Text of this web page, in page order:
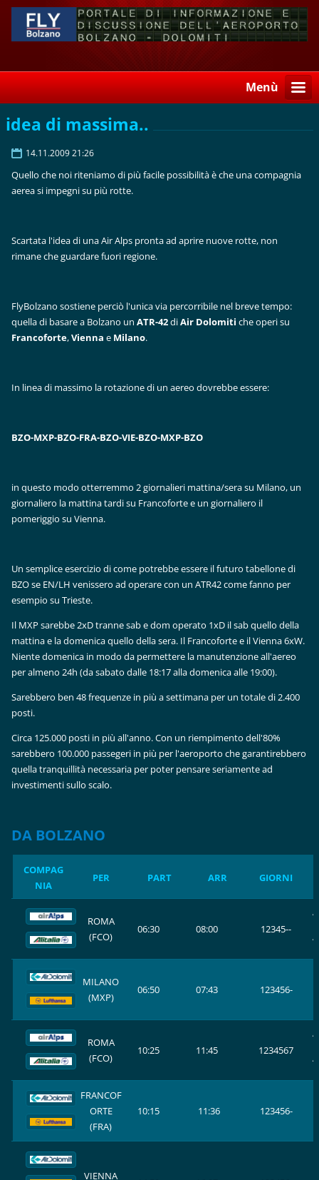
Menù
idea di massima..
14.11.2009 21:26
Quello che noi riteniamo di più facile possibilità è che una compagnia
aerea si impegni su più rotte.
Scartata l'idea di una Air Alps pronta ad aprire nuove rotte, non
rimane che guardare fuori regione.
FlyBolzano sostiene perciò l'unica via percorribile nel breve tempo:
quella di basare a Bolzano unATR-42diAir Dolomiti che operi su
Francoforte,Vienna e Milano.
In linea di massimo la rotazione di un aereo dovrebbe essere:
BZO-MXP-BZO-FRA-BZO-VIE-BZO-MXP-BZO
in questo modo otterremmo 2 giornalieri mattina/sera su Milano, un
giornaliero la mattina tardi su Francoforte e un giornaliero il
pomeriggio su Vienna.
Un semplice esercizio di come potrebbe essere il futuro tabellone di
BZO se EN/LH venissero ad operare con un ATR42 come fanno per
esempio su Trieste.
Il MXP sarebbe 2xD tranne sab e dom operato 1xD il sab quello della
mattina e la domenica quello della sera. Il Francoforte e il Vienna 6xW.
Niente domenica in modo da permettere la manutenzione all'aereo
per almeno 24h (da sabato dalle 18:17 alla domenica alle 19:00).
Sarebbero ben 48 frequenze in più a settimana per un totale di 2.400
posti.
Circa 125.000 posti in più all'anno. Con un riempimento dell'80%
sarebbero 100.000 passegeri in più per l'aeroporto che garantirebbero
quella tranquillità necessaria per poter pensare seriamente ad
investimenti sullo scalo.
DA BOLZANO
COMPAG
NIA
PER PART ARR GIORNI
ROMA
(FCO)
06:30 08:00 12345--
MILANO
(MXP)
06:50 07:43 123456-
ROMA
(FCO)
10:25 11:45 1234567
FRANCOF
ORTE
(FRA)
10:15 11:36 123456-
VIENNA